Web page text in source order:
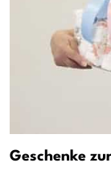
Geschenke